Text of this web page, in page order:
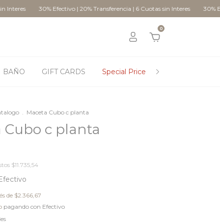
30% Efectivo | 20% Transferencia | 6 Cuotas sin Interes 30% Efectivo |
0
BAÑO GIFT CARDS Special Price
. Maceta Cubo c planta
Cubo c planta
$11.735,54
de $2.366,67
pagando con Efectivo